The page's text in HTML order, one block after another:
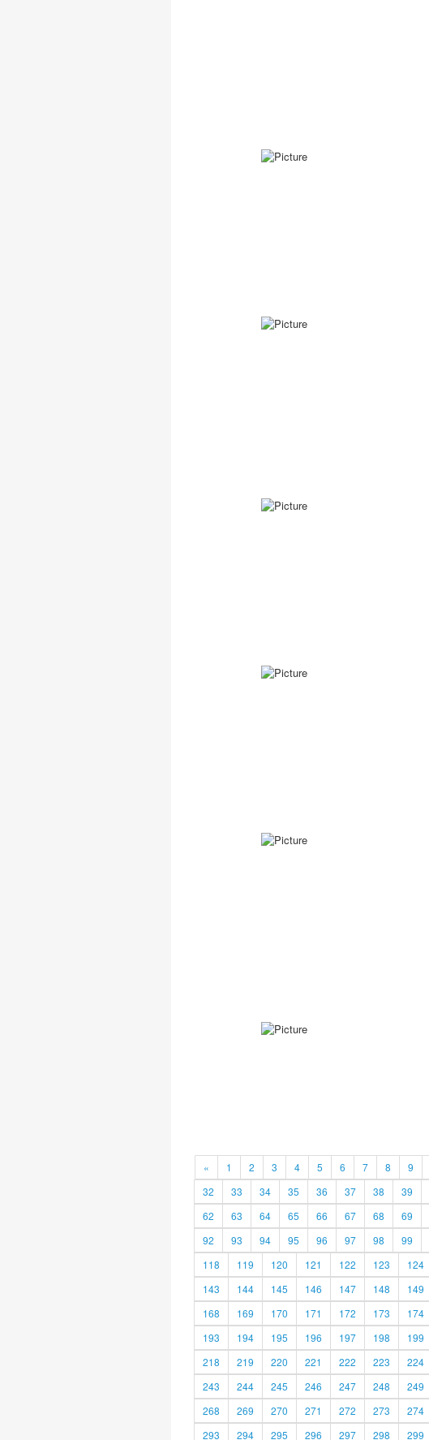
« 1 2 3 4 5 6 7 8 9
32
33 34 35 36 37 38 39
62
63 64 65 66 67 68 69
92
93 94 95 96 97 98 99
118
119 120 121 122 123 124
143
144 145 146 147 148 149
168
169 170 171 172 173 174
193
194 195 196 197 198 199
218
219 220 221 222 223 224
243
244 245 246 247 248 249
268
269 270 271 272 273 274
293
294 295 296 297 298 299